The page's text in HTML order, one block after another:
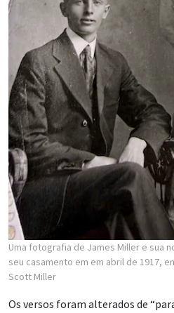
Uma fotografia de James Miller e sua
seu casamento em em abril de 1917,
Scott Miller
Os versos foram alterados de